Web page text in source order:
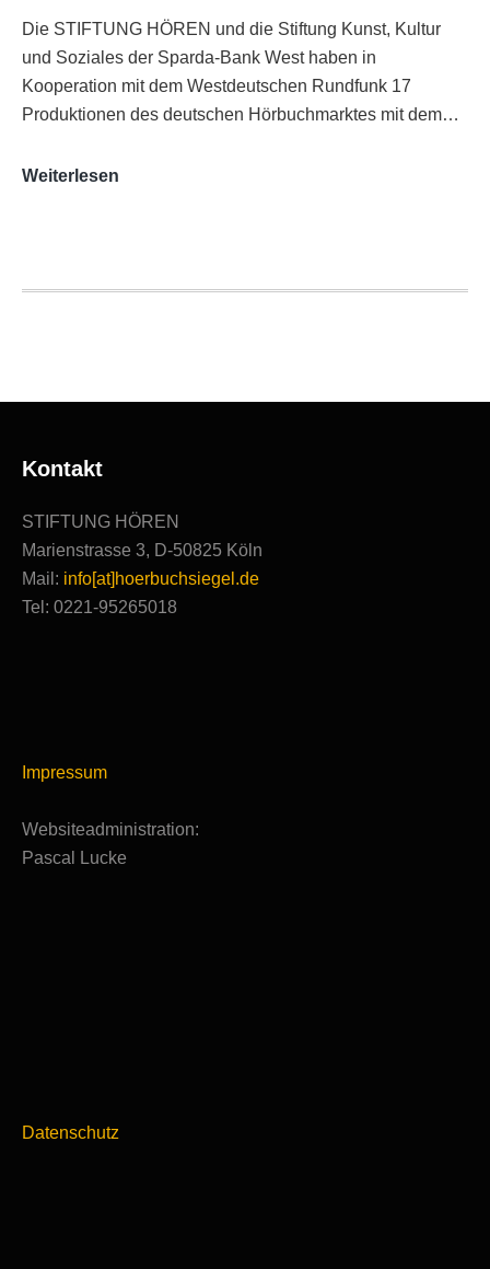
Die STIFTUNG HÖREN und die Stiftung Kunst, Kultur
und Soziales der Sparda-Bank West haben in
Kooperation mit dem Westdeutschen Rundfunk 17
Produktionen des deutschen Hörbuchmarktes mit dem…
Weiterlesen
Ausgezeichnete
Kontakt
STIFTUNG HÖREN
Marienstrasse 3, D-50825 Köln
Mail: info[at]hoerbuchsiegel.de
Tel: 0221-95265018
Impressum
Websiteadministration:
Pascal Lucke
Datenschutz